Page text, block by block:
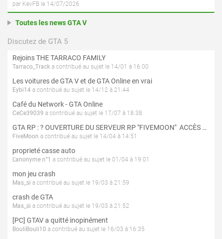
par KevFB le 14/07/2026
Toutes les news GTA V
Discutez de GTA 5
Rejoins THE TARRACO FAMILY
Tarraco_Track a contribué au sujet le 14/01 à 16:00
Les voitures de GTA V et de GTA Online en vrai
Eybi14 a contribué au sujet le 14/12 à 21:44
Café du Network - GTA Online
CeCe39039 a contribué au sujet le 17/07 à 18:38
GTA RP : ? OUVERTURE DU SERVEUR RP "FIVEMOON"  ACCÈS LIBRE ?
FiveMoon a contribué au sujet le 14/04 à 14:51
proprieté casse auto
L'anonyme n°1 a contribué au sujet le 01/04 à 19:01
mon jeu crash
Mas_si a contribué au sujet le 19/03 à 21:59
crash de GTA
Mas_si a contribué au sujet le 19/03 à 21:52
[PC] GTAV a quitté inopinément
BouliBouli10 a contribué au sujet le 16/03 à 16:35